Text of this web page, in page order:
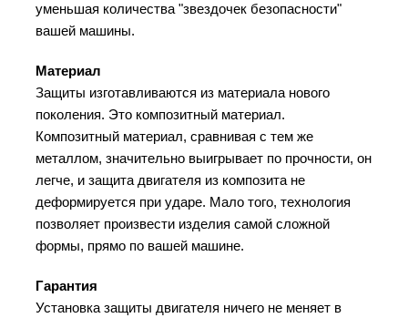
уменьшая количества "звездочек безопасности"
вашей машины.
Материал
Защиты изготавливаются из материала нового
поколения. Это композитный материал.
Композитный материал, сравнивая с тем же
металлом, значительно выигрывает по прочности, он
легче, и защита двигателя из композита не
деформируется при ударе. Мало того, технология
позволяет произвести изделия самой сложной
формы, прямо по вашей машине.
Гарантия
Установка защиты двигателя ничего не меняет в